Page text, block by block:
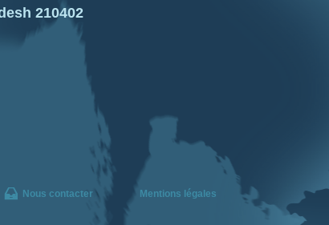
210402
Nous contacter Mentions légales